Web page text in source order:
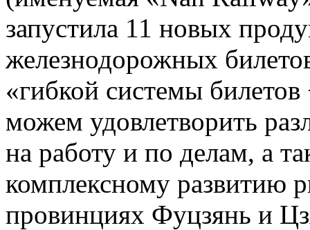
запустила 11 новых
железнодорожных
«гибкой системы
можем удовлетворить
на работу и по делам, а
комплексному развитию
провинциях Фуцзянь и